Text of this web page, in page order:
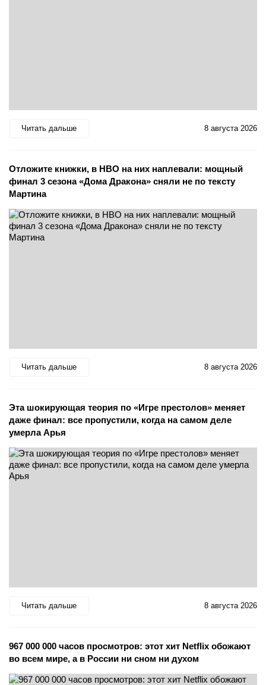
Читать дальше 8 августа 2026
Отложите книжки, в HBO на них наплевали: мощный
финал 3 сезона «Дома Дракона» сняли не по тексту
Мартина
Читать дальше 8 августа 2026
Эта шокирующая теория по «Игре престолов» меняет
даже финал: все пропустили, когда на самом деле
умерла Арья
Читать дальше 8 августа 2026
967 000 000 часов просмотров: этот хит Netflix обожают
во всем мире, а в России ни сном ни духом